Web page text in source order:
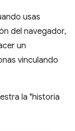
usas
del navegador,
un
vinculando
la "historia